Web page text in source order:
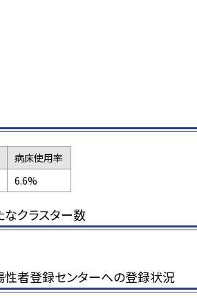
病床使用率
6.6%
クラスター数
性者登録センターへの登録状況